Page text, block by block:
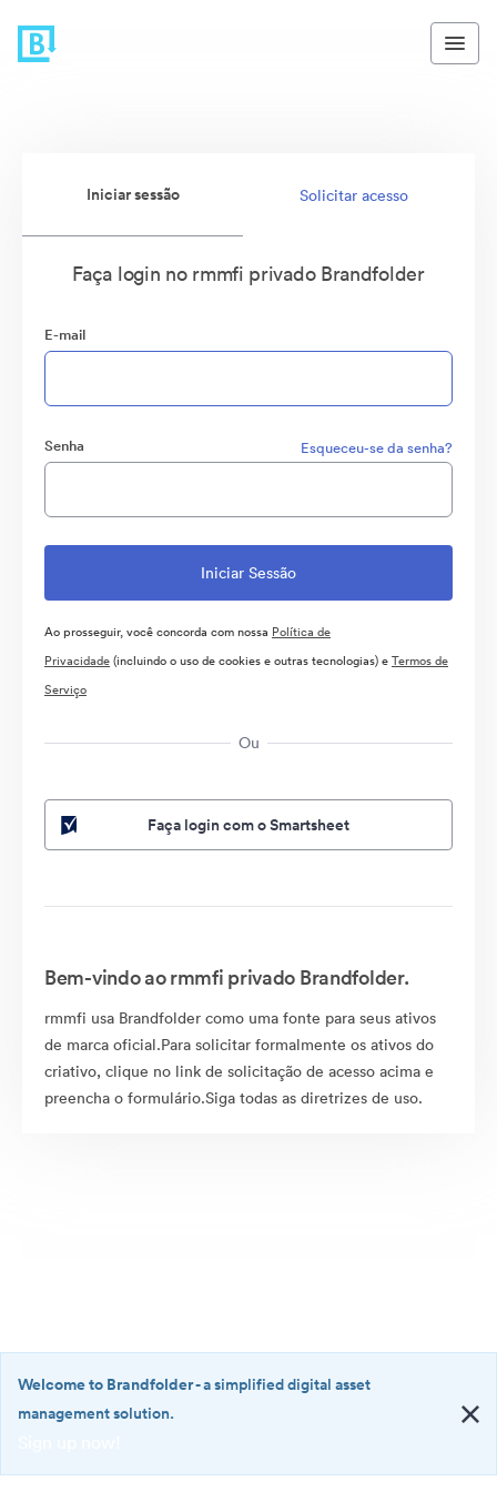
Iniciar sessão Solicitar acesso
Faça login no rmmfi privado Brandfolder
E-mail
Senha Esqueceu-se da senha?
Ao prosseguir, você concorda com nossa Política de
Privacidade(incluindo o uso de cookies e outras tecnologias) eTermos de
Serviço
Ou
Faça login com o Smartsheet
Bem-vindo ao rmmfi privado Brandfolder.
rmmfi usa Brandfolder como uma fonte para seus ativos
de marca oficial.Para solicitar formalmente os ativos do
criativo, clique no link de solicitação de acesso acima e
preencha o formulário.Siga todas as diretrizes de uso.
·
Welcome to Brandfolder- a simplified digital asset
management solution.